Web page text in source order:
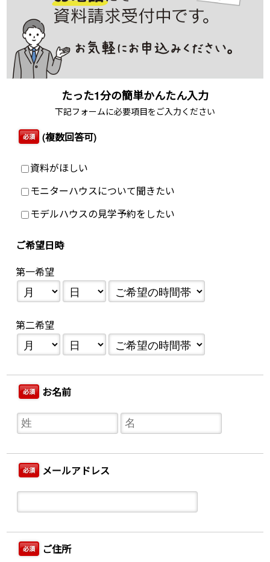
たった1分の簡単かんたん入力
下記フォームに必要項目をご入力ください
必須 (複数回答可)
資料がほしい
モニターハウスについて聞きたい
モデルハウスの見学予約をしたい
ご希望日時
第一希望
第二希望
必須 お名前
必須 メールアドレス
必須 ご住所